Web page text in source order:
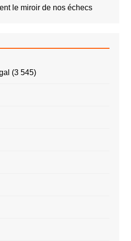
le miroir de nos échecs
(3 545)